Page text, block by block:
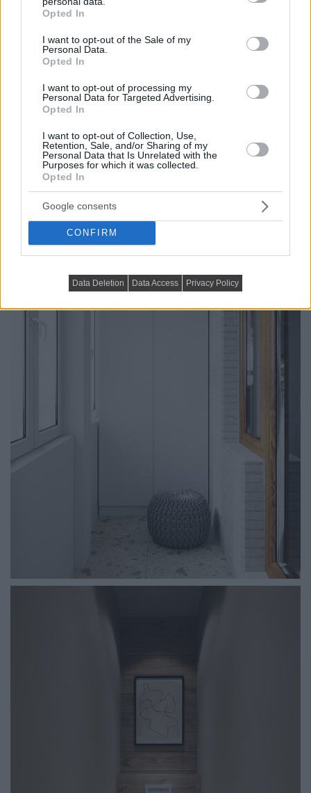
grant or deny consent to Google and its third-party tags to
use your data for below specified purposes in below Google
consent section.
Opted In
I want to opt-out of the Sale of my
Personal Data.
Opted In
I want to opt-out of processing my
Personal Data for Targeted Advertising.
Opted In
I want to opt-out of Collection, Use,
Retention, Sale, and/or Sharing of my
Personal Data that Is Unrelated with the
Purposes for which it was collected.
Opted In
Google consents
CONFIRM
Data Deletion Data Access Privacy Policy